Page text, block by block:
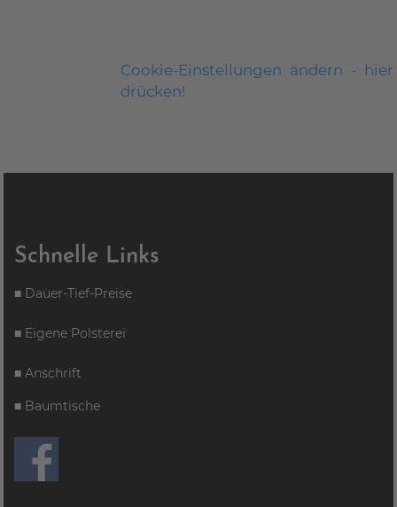
Cookie-Einstellungen ändern - hier
drücken!
Schnelle Links
■ Dauer-Tief-Preise
■ Eigene Polsterei
■Anschrift
■ Baumtische